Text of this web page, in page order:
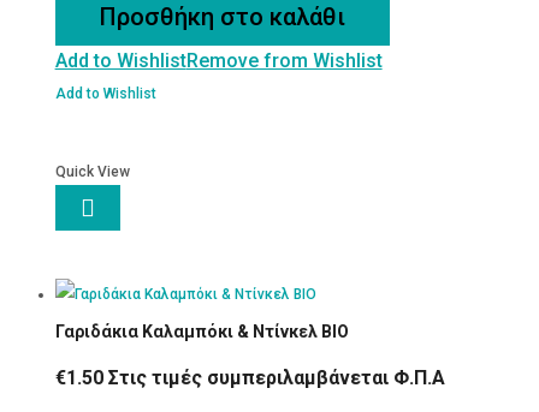
ζάχαρη
&
χωρίς
Προσθήκη στο καλάθι
Add to WishlistRemove from Wishlist
Add to Wishlist
Quick View

Γαριδάκια Καλαμπόκι & Ντίνκελ BIO
€1.50 Στις τιμές συμπεριλαμβάνεται Φ.Π.Α